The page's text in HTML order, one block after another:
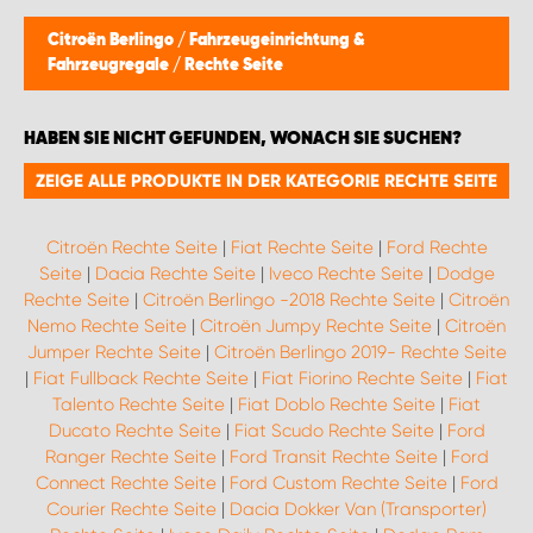
Citroën Berlingo / Fahrzeugeinrichtung &
Fahrzeugregale / Rechte Seite
HABEN SIE NICHT GEFUNDEN, WONACH SIE SUCHEN?
ZEIGE ALLE PRODUKTE IN DER KATEGORIE RECHTE SEITE
Citroën Rechte Seite| Fiat Rechte Seite| Ford Rechte
Seite| Dacia Rechte Seite| Iveco Rechte Seite| Dodge
Rechte Seite | Citroën Berlingo -2018 Rechte Seite | Citroën
Nemo Rechte Seite | Citroën Jumpy Rechte Seite | Citroën
Jumper Rechte Seite| Citroën Berlingo 2019- Rechte Seite
| Fiat Fullback Rechte Seite | Fiat Fiorino Rechte Seite | Fiat
Talento Rechte Seite | Fiat Doblo Rechte Seite | Fiat
Ducato Rechte Seite| Fiat Scudo Rechte Seite| Ford
Ranger Rechte Seite| Ford Transit Rechte Seite| Ford
Connect Rechte Seite| Ford Custom Rechte Seite| Ford
Courier Rechte Seite | Dacia Dokker Van (Transporter)